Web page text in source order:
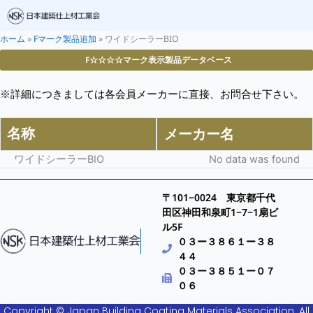
ホーム » Fマーク製品追加 » ワイドシーラーBIO
F☆☆☆☆マーク表示製品データベース
※詳細につきましては各会員メーカーに直接、お問合せ下さい。
名称 メーカー名
ワイドシーラーBIO No data was found
〒101−0024 東京都千代
田区神田和泉町1−7−1扇ビ
ル5F
０３ー３８６１ー３８
４４
０３ー３８５１ー０７
０６